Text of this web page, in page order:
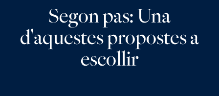
Segon pas: Una
d'aquestes propostes a
escollir